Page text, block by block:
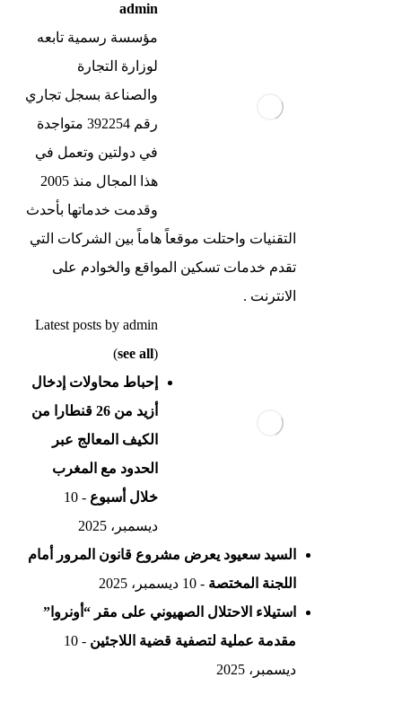
admin
مؤسسة رسمية تابعه
لوزارة التجارة
والصناعة بسجل تجاري
رقم 392254 متواجدة
في دولتين وتعمل في
هذا المجال منذ 2005
وقدمت خدماتها بأحدث
التقنيات واحتلت موقعاً هاماً بين الشركات التي
تقدم خدمات تسكين المواقع والخوادم على
الانترنت .
Latest posts by admin
(see all)
إحباط محاولات إدخال
أزيد من 26 قنطارا من
الكيف المعالج عبر
الحدود مع المغرب
خلال أسبوع
- 10
ديسمبر، 2025
السيد سعيود يعرض مشروع قانون المرور أمام
اللجنة المختصة - 10 ديسمبر، 2025
استيلاء الاحتلال الصهيوني على مقر “أونروا”
مقدمة عملية لتصفية قضية اللاجئين
- 10
ديسمبر، 2025